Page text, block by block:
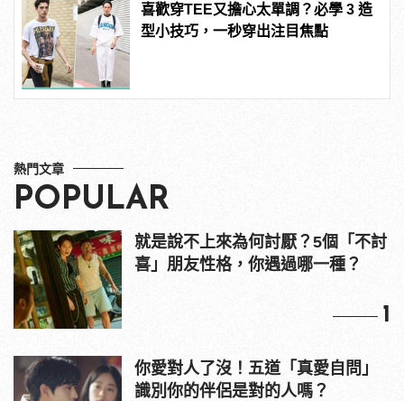
喜歡穿TEE又擔心太單調？必學 3 造
型小技巧，一秒穿出注目焦點
熱門文章
POPULAR
就是說不上來為何討厭？5個「不討
喜」朋友性格，你遇過哪一種？
1
你愛對人了沒！五道「真愛自問」
識別你的伴侶是對的人嗎？